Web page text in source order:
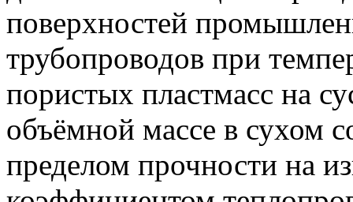
поверхностей
трубопроводов при
пористых пластмасс на
объёмной массе в сухом
пределом прочности на